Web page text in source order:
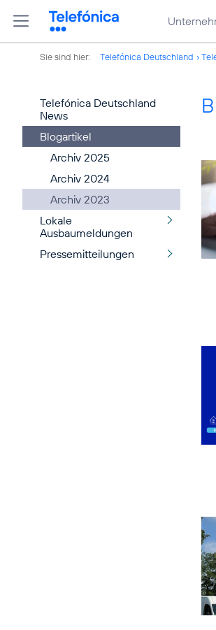
Sie sind hier: Telefónica Deutschland
Telefónica Deutschland
News
Blogartikel
Archiv 2025
Archiv 2024
Archiv 2023
Lokale
Ausbaumeldungen
Pressemitteilungen